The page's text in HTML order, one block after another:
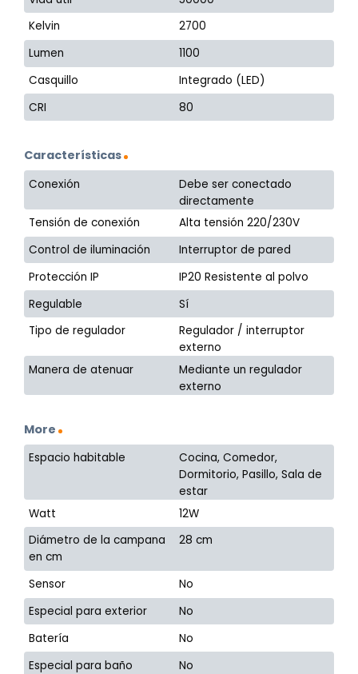
Kelvin
2700
Lumen
1100
Casquillo
Integrado (LED)
CRI
80
Características
Conexión
Debe ser conectado
directamente
Tensión de conexión
Alta tensión 220/230V
Control de iluminación
Interruptor de pared
Protección IP
IP20 Resistente al polvo
Regulable
Sí
Tipo de regulador
Regulador / interruptor
externo
Manera de atenuar
Mediante un regulador
externo
More
Espacio habitable
Cocina, Comedor,
Dormitorio, Pasillo, Sala de
estar
Watt
12W
Diámetro de la campana
en cm
28 cm
Sensor
No
Especial para exterior
No
Batería
No
Especial para baño
No